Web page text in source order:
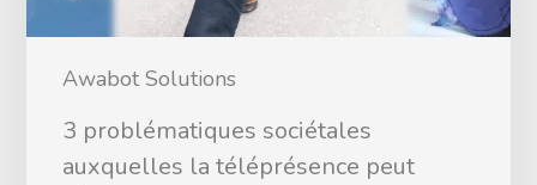
Awabot Solutions
3 problématiques sociétales
auxquelles la téléprésence peut